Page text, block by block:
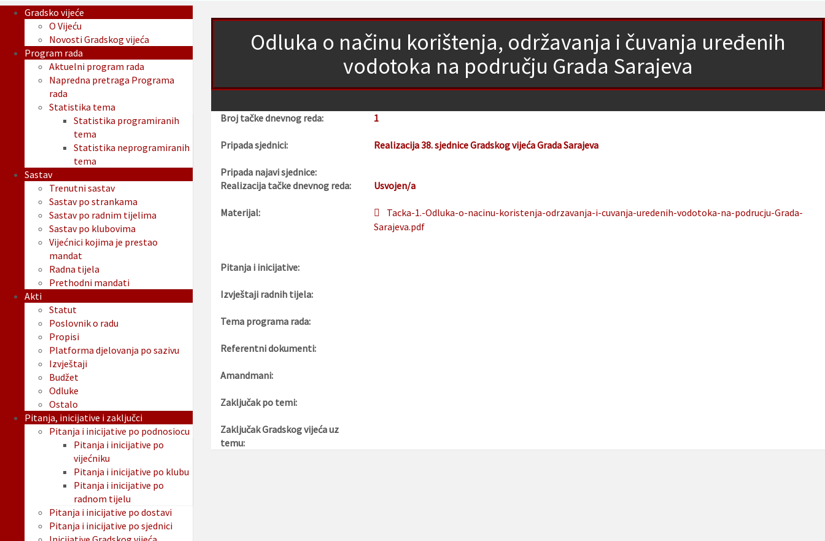
Odluka o načinu korištenja, održavanja i čuvanja uređenih
vodotoka na području Grada Sarajeva
Broj tačke dnevnog reda: 1
Pripada sjednici: Realizacija 38. sjednice Gradskog vijeća Grada Sarajeva
Pripada najavi sjednice:
Realizacija tačke dnevnog reda:
Usvojen/a
Materijal:
Tacka-1.-Odluka-o-nacinu-koristenja-odrzavanja-i-cuvanja-uredenih-vodotoka-na-podrucju-Grada-
Sarajeva.pdf
Pitanja i inicijative:
Izvještaji radnih tijela:
Tema programa rada:
Referentni dokumenti:
Amandmani:
Zaključak po temi:
Zaključak Gradskog vijeća uz
temu:
Gradsko vijeće
O Vijeću
Novosti Gradskog vijeća
Program rada
Aktuelni program rada
Napredna pretraga Programa
rada
Statistika tema
Statistika programiranih
tema
Statistika neprogramiranih
tema
Sastav
Trenutni sastav
Sastav po strankama
Sastav po radnim tijelima
Sastav po klubovima
Vijećnici kojima je prestao
mandat
Radna tijela
Prethodni mandati
Akti
Statut
Poslovnik o radu
Propisi
Platforma djelovanja po sazivu
Izvještaji
Budžet
Odluke
Ostalo
Pitanja, inicijative i zaključci
Pitanja i inicijative po podnosiocu
Pitanja i inicijative po
vijećniku
Pitanja i inicijative po klubu
Pitanja i inicijative po
radnom tijelu
Pitanja i inicijative po dostavi
Pitanja i inicijative po sjednici